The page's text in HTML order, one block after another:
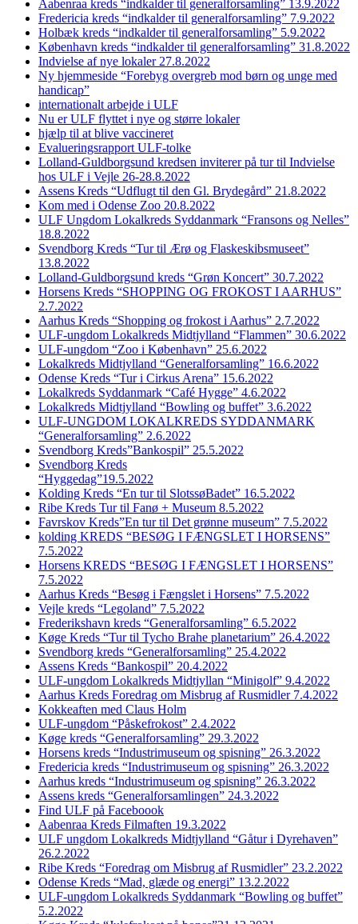
Aabenraa kreds “indkalder til generalforsamling” 13.9.2022
Fredericia kreds “indkalder til generalforsamling” 7.9.2022
Holbæk kreds “indkalder til generalforsamling” 5.9.2022
København kreds “indkalder til generalforsamling” 31.8.2022
Indvielse af nye lokaler 27.8.2022
Ny hjemmeside “Forebyg overgreb mod børn og unge med
handicap”
internationalt arbejde i ULF
Nu er ULF flyttet i nye og større lokaler
hjælp til at blive vaccineret
Evalueringsrapport ULF-tolke
Lolland-Guldborgsund kredsen inviterer på tur til Indvielse
hos ULF i Vejle 26-28.8.2022
Assens Kreds “Udflugt til den Gl. Brydegård” 21.8.2022
Kom med i Odense Zoo 20.8.2022
ULF Ungdom Lokalkreds Syddanmark “Fransons og Nelles”
18.8.2022
Svendborg Kreds “Tur til Ærø og Flaskeskibsmuseet”
13.8.2022
Lolland-Guldborgsund kreds “Grøn Koncert” 30.7.2022
Horsens Kreds “SHOPPING OG FROKOST I AARHUS”
2.7.2022
Aarhus Kreds “Shopping og frokost i Aarhus” 2.7.2022
ULF-ungdom Lokalkreds Midtjylland “Flammen” 30.6.2022
ULF-ungdom “Zoo i København” 25.6.2022
Lokalkreds Midtjylland “Generalforsamling” 16.6.2022
Odense Kreds “Tur i Cirkus Arena” 15.6.2022
Lokalkreds Syddanmark “Café Hygge” 4.6.2022
Lokalkreds Midtjylland “Bowling og buffet” 3.6.2022
ULF-UNGDOM LOKALKREDS SYDDANMARK
“Generalforsamling” 2.6.2022
Svendborg Kreds”Bankospil” 25.5.2022
Svendborg Kreds
“Hyggedag”19.5.2022
Kolding Kreds “En tur til SlotssøBadet” 16.5.2022
Ribe Kreds Tur til Fanø + Museum 8.5.2022
Favrskov Kreds”En tur til Det grønne museum” 7.5.2022
kolding KREDS “BESØG I FÆNGSLET I HORSENS”
7.5.2022
Horsens KREDS “BESØG I FÆNGSLET I HORSENS”
7.5.2022
Aarhus Kreds “Besøg i Fængslet i Horsens” 7.5.2022
Vejle kreds “Legoland” 7.5.2022
Frederikshavn kreds “Generalforsamling” 6.5.2022
Køge Kreds “Tur til Tycho Brahe planetarium” 26.4.2022
Svendborg kreds “Generalforsamling” 25.4.2022
Assens Kreds “Bankospil” 20.4.2022
ULF-ungdom Lokalkreds Midtjyllan “Minigolf” 9.4.2022
Aarhus Kreds Foredrag om Misbrug af Rusmidler 7.4.2022
Kokkeaften med Claus Holm
ULF-ungdom “Påskefrokost” 2.4.2022
Køge kreds “Generalforsamling” 29.3.2022
Horsens kreds “Industrimuseum og spisning” 26.3.2022
Fredericia kreds “Industrimuseum og spisning” 26.3.2022
Aarhus kreds “Industrimuseum og spisning” 26.3.2022
Assens kreds “Generalforsamlingen” 24.3.2022
Find ULF på Faceboook
Aabenraa Kreds Filmaften 19.3.2022
ULF ungdom Lokalkreds Midtjylland “Gåtur i Dyrehaven”
26.2.2022
Ribe Kreds “Foredrag om Misbrug af Rusmidler” 23.2.2022
Odense Kreds “Mad, glæde og energi” 13.2.2022
ULF-ungdom Lokalkreds Syddanmark “Bowling og buffet”
5.2.2022